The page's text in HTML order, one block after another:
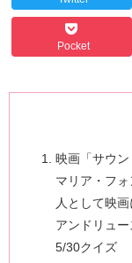
Pocket
映画「サウ
マリア・フ
人として映
アンドリュ
5/30クイズ